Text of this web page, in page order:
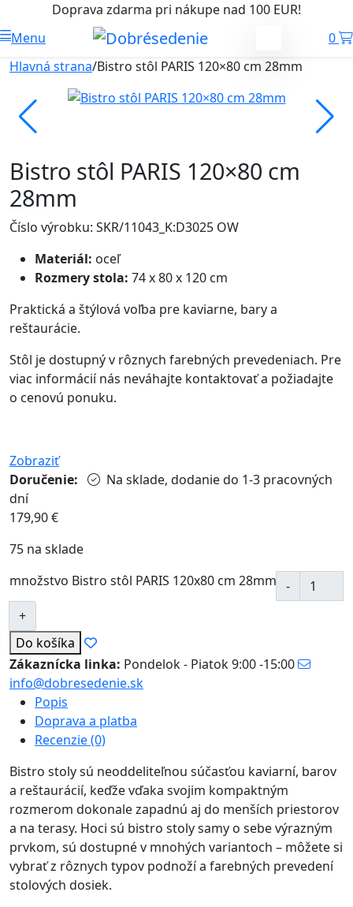
Doprava zdarma pri nákupe nad 100 EUR!
Menu
0
Hlavná strana/Bistro stôl PARIS 120×80 cm 28mm
Bistro stôl PARIS 120×80 cm
28mm
Číslo výrobku: SKR/11043_K:D3025 OW
Materiál: oceľ
Rozmery stola: 74 x 80 x 120 cm
Praktická a štýlová voľba pre kaviarne, bary a
reštaurácie.
Stôl je dostupný v rôznych farebných prevedeniach. Pre
viac informácií nás neváhajte kontaktovať a požiadajte
o cenovú ponuku.
Zobraziť
Doručenie:
Na sklade, dodanie do 1-3 pracovných
dní
179,90€
75 na sklade
množstvo Bistro stôl PARIS 120x80 cm 28mm
Do košíka
Zákaznícka linka: Pondelok - Piatok 9:00 -15:00
info@dobresedenie.sk
Popis
Doprava a platba
Recenzie (0)
Bistro stoly sú neoddeliteľnou súčasťou kaviarní, barov
a reštaurácií, keďže vďaka svojim kompaktným
rozmerom dokonale zapadnú aj do menších priestorov
a na terasy. Hoci sú bistro stoly samy o sebe výrazným
prvkom, sú dostupné v mnohých variantoch – môžete si
vybrať z rôznych typov podnoží a farebných prevedení
stolových dosiek.